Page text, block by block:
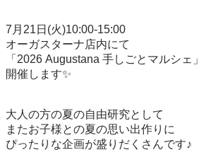
7月21日(火)10:00-15:00
オーガスターナ店内にて
「2026 Augustana 手しごとマルシェ」
開催します✨
大人の方の夏の自由研究として
またお子様との夏の思い出作りに
ぴったりな企画が盛りだくさんです♪